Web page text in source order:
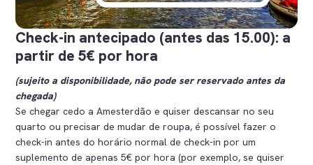
Check-in antecipado (antes das 15.00): a
partir de 5€ por hora
(sujeito a disponibilidade, não pode ser reservado antes da
chegada)
Se chegar cedo a Amesterdão e quiser descansar no seu
quarto ou precisar de mudar de roupa, é possível fazer o
check-in antes do horário normal de check-in por um
suplemento de apenas 5€ por hora (por exemplo, se quiser